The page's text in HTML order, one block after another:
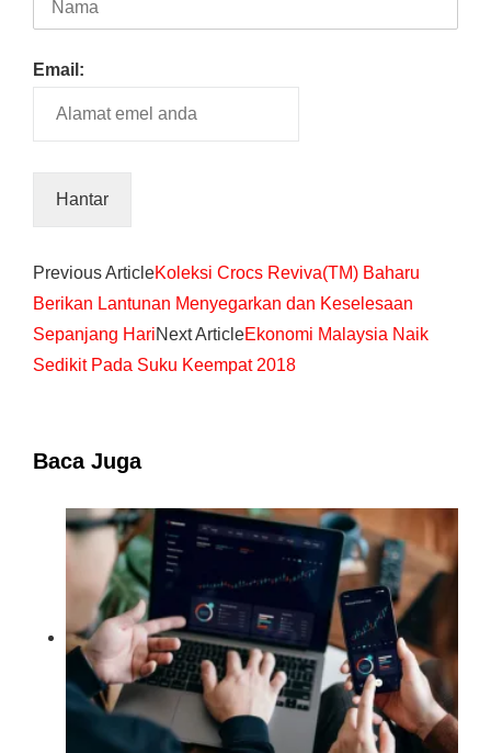
Email:
Previous ArticleKoleksi Crocs Reviva(TM) Baharu
Berikan Lantunan Menyegarkan dan Keselesaan
Sepanjang HariNext ArticleEkonomi Malaysia Naik
Sedikit Pada Suku Keempat 2018
Baca Juga